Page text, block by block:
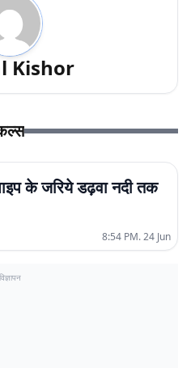
Kishor
के जरिये डढ़वा नदी तक
8:54 PM. 24 Jun
विज्ञापन